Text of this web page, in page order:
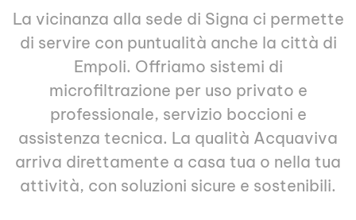
La vicinanza alla sede di Signa ci permette
di servire con puntualità anche la città di
Empoli. Offriamo sistemi di
microfiltrazione per uso privato e
professionale, servizio boccioni e
assistenza tecnica. La qualità Acquaviva
arriva direttamente a casa tua o nella tua
attività, con soluzioni sicure e sostenibili.